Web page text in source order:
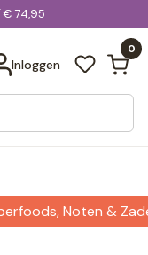
74,95
Inloggen
0
alle resultaten
Noten &